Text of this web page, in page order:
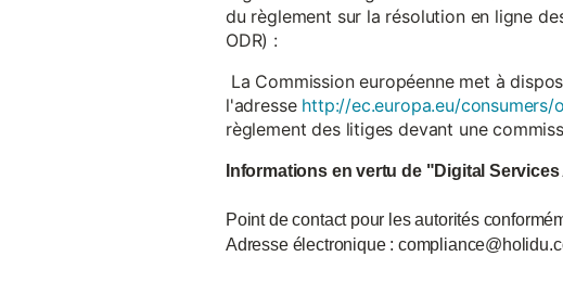
du règlement sur la résolution en ligne
ODR) :
La Commission européenne met à
l'adresse http://ec.europa.eu/consumers/
règlement des litiges devant une
Informations en vertu de "Digital
Point de contact pour les autorités
Adresse électronique :